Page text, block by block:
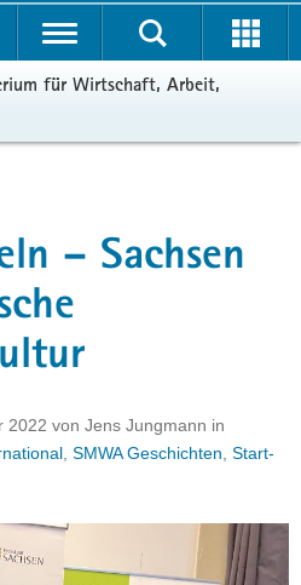
für Wirtschaft, Arbeit,
– Sachsen
2022 von Jens Jungmann in
SMWA Geschichten Start-